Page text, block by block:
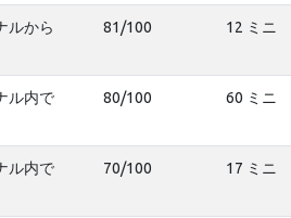
ルから 81/100 12 ミニ
ル内で 80/100 60 ミニ
ル内で 70/100 17 ミニ